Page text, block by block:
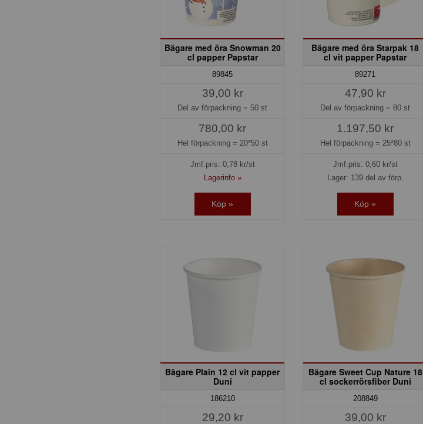
Bägare med öra Snowman 20
cl papper Papstar
89845
39,00 kr
Del av förpackning = 50 st
780,00 kr
Hel förpackning = 20*50 st
Jmf.pris: 0,78kr/st
Lagerinfo »
Köp »
Bägare med öra Starpak 18
cl vit papper Papstar
89271
47,90 kr
Del av förpackning =80 st
1.197,50 kr
Hel förpackning = 25*80 st
Jmf.pris: 0,60kr/st
Lager: 139 del av förp.
Köp »
Bägare Plain 12 cl vit papper
Duni
186210
29,20 kr
Bägare Sweet Cup Nature 18
cl sockerrörsfiber Duni
208849
39,00 kr